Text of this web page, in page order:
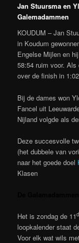
Jan Stuursma en
Galemadammen
KOUDUM – Jan
in Koudum
Engelse Mijlen en
58:54 ruim voor.
over de finish in
Bij de dames won
Fancel uit
Nijland volgde als
Deze succesvolle
(het dubbele van
naar het goede doel
Klasen
Het is zondag de 11
loopkalender staat
Voor elk wat wils